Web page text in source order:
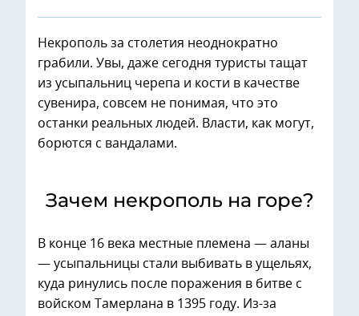
Некрополь за столетия неоднократно
грабили. Увы, даже сегодня туристы тащат
из усыпальниц черепа и кости в качестве
сувенира, совсем не понимая, что это
останки реальных людей. Власти, как могут,
борются с вандалами.
Зачем некрополь на горе?
В конце 16 века местные племена — аланы
— усыпальницы стали выбивать в ущельях,
куда ринулись после поражения в битве с
войском Тамерлана в 1395 году. Из-за